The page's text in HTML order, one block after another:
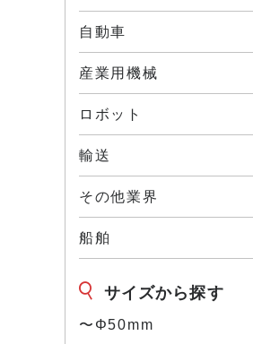
⾃動⾞
産業⽤機械
ロボット
輸送
その他業界
船舶
サイズから探す
〜Φ50mm